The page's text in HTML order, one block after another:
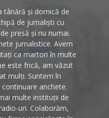
tânără și dornică de
de jurnaliști cu
presă și nu numai.
jurnalistice. Avem
ca martori în multe
este frică, am văzut
mulți. Suntem în
anchete.
multe instituții de
uri. Colaborăm,